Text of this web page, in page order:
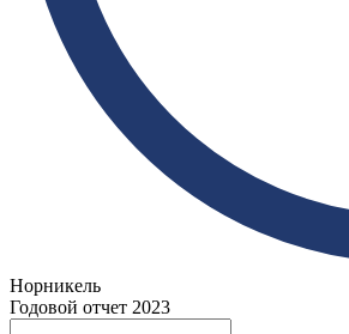
Норникель
Годовой отчет 2023